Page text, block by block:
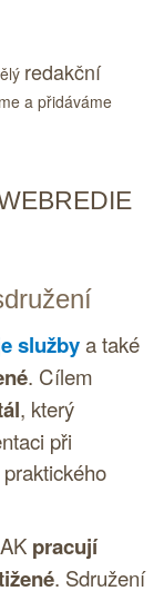
redakční
a přidáváme
službya také
. Cílem
, který
při
pracují
. Sdružení